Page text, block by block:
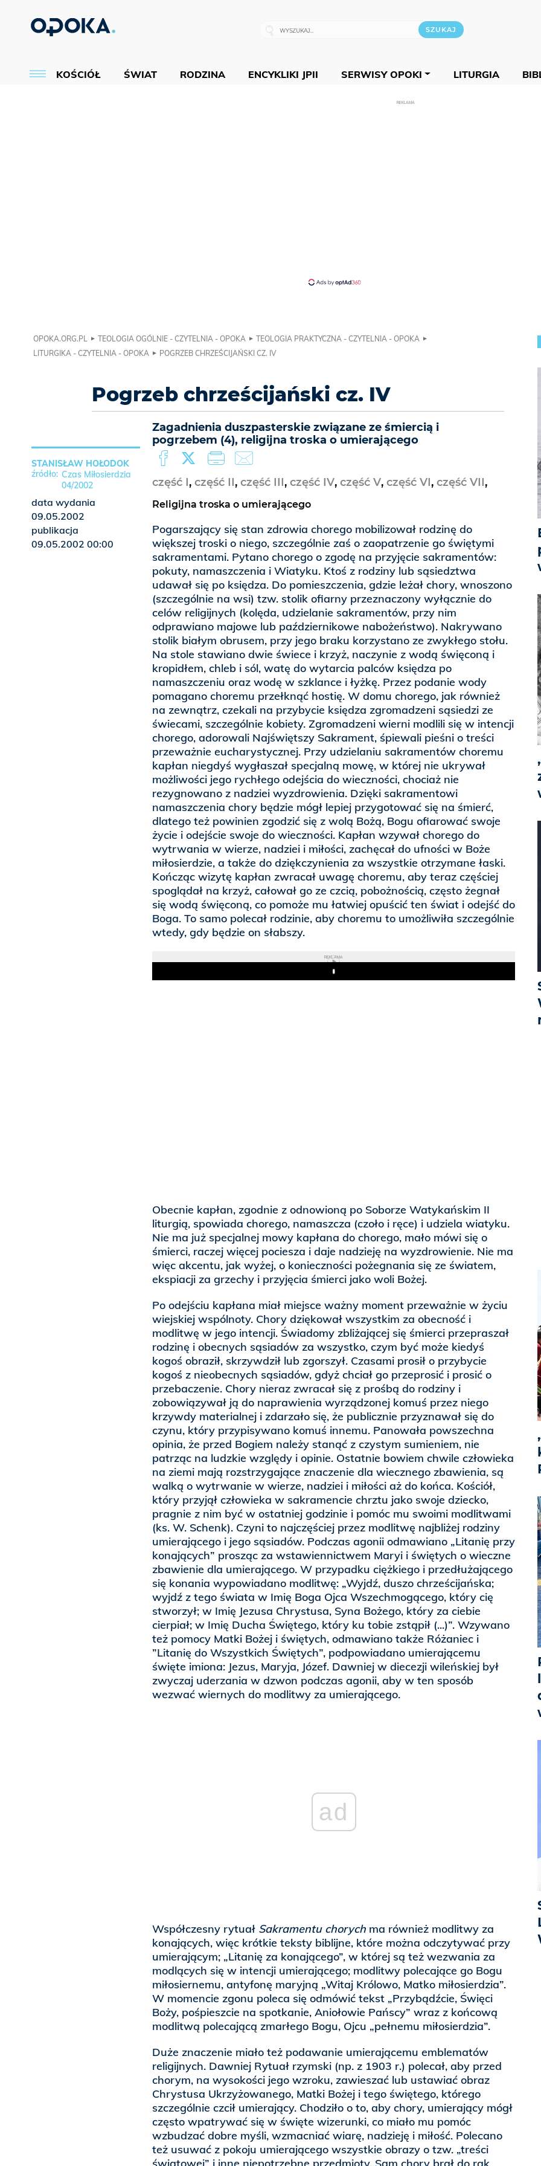
KOŚCIÓŁ ŚWIAT RODZINA ENCYKLIKI JPII SERWISY OPOKI LITURGIA
REKLAMA
OPOKA.ORG.PL TEOLOGIA OGÓLNIE - CZYTELNIA - OPOKA
TEOLOGIA PRAKTYCZNA - CZYTELNIA - OPOKA
LITURGIKA - CZYTELNIA - OPOKA
POGRZEB CHRZEŚCIJAŃSKI CZ. IV
Pogrzeb chrześcijański cz. IV
Zagadnienia duszpasterskie związane ze śmiercią i
pogrzebem (4), religijna troska o umierającego
część I, część II, część III, część IV, część V, część VI, część VII,
Religijna troska o umierającego
Pogarszający się stan zdrowia chorego mobilizował rodzinę do
większej troski o niego, szczególnie zaś o zaopatrzenie go świętymi
sakramentami. Pytano chorego o zgodę na przyjęcie sakramentów:
pokuty, namaszczenia i Wiatyku. Ktoś z rodziny lub sąsiedztwa
udawał się po księdza. Do pomieszczenia, gdzie leżał chory, wnoszono
(szczególnie na wsi) tzw. stolik ofiarny przeznaczony wyłącznie do
celów religijnych (kolęda, udzielanie sakramentów, przy nim
odprawiano majowe lub październikowe nabożeństwo). Nakrywano
stolik białym obrusem, przy jego braku korzystano ze zwykłego stołu.
Na stole stawiano dwie świece i krzyż, naczynie z wodą święconą i
kropidłem, chleb i sól, watę do wytarcia palców księdza po
namaszczeniu oraz wodę w szklance i łyżkę. Przez podanie wody
pomagano choremu przełknąć hostię. W domu chorego, jak również
na zewnątrz, czekali na przybycie księdza zgromadzeni sąsiedzi ze
świecami, szczególnie kobiety. Zgromadzeni wierni modlili się w intencji
chorego, adorowali Najświętszy Sakrament, śpiewali pieśni o treści
przeważnie eucharystycznej. Przy udzielaniu sakramentów choremu
kapłan niegdyś wygłaszał specjalną mowę, w której nie ukrywał
możliwości jego rychłego odejścia do wieczności, chociaż nie
rezygnowano z nadziei wyzdrowienia. Dzięki sakramentowi
namaszczenia chory będzie mógł lepiej przygotować się na śmierć,
dlatego też powinien zgodzić się z wolą Bożą, Bogu ofiarować swoje
życie i odejście swoje do wieczności. Kapłan wzywał chorego do
wytrwania w wierze, nadziei i miłości, zachęcał do ufności w Boże
miłosierdzie, a także do dziękczynienia za wszystkie otrzymane łaski.
Kończąc wizytę kapłan zwracał uwagę choremu, aby teraz częściej
spoglądał na krzyż, całował go ze czcią, pobożnością, często żegnał
się wodą święconą, co pomoże mu łatwiej opuścić ten świat i odejść do
Boga. To samo polecał rodzinie, aby choremu to umożliwiła szczególnie
wtedy, gdy będzie on słabszy.
REKLAMA
Play
Obecnie kapłan, zgodnie z odnowioną po Soborze Watykańskim II
liturgią, spowiada chorego, namaszcza (czoło i ręce) i udziela wiatyku.
Nie ma już specjalnej mowy kapłana do chorego, mało mówi się o
śmierci, raczej więcej pociesza i daje nadzieję na wyzdrowienie. Nie ma
więc akcentu, jak wyżej, o konieczności pożegnania się ze światem,
ekspiacji za grzechy i przyjęcia śmierci jako woli Bożej.
Po odejściu kapłana miał miejsce ważny moment przeważnie w życiu
wiejskiej wspólnoty. Chory dziękował wszystkim za obecność i
modlitwę w jego intencji. Świadomy zbliżającej się śmierci przepraszał
rodzinę i obecnych sąsiadów za wszystko, czym być może kiedyś
kogoś obraził, skrzywdził lub zgorszył. Czasami prosił o przybycie
kogoś z nieobecnych sąsiadów, gdyż chciał go przeprosić i prosić o
przebaczenie. Chory nieraz zwracał się z prośbą do rodziny i
zobowiązywał ją do naprawienia wyrządzonej komuś przez niego
krzywdy materialnej i zdarzało się, że publicznie przyznawał się do
czynu, który przypisywano komuś innemu. Panowała powszechna
opinia, że przed Bogiem należy stanąć z czystym sumieniem, nie
patrząc na ludzkie względy i opinie. Ostatnie bowiem chwile człowieka
na ziemi mają rozstrzygające znaczenie dla wiecznego zbawienia, są
walką o wytrwanie w wierze, nadziei i miłości aż do końca. Kościół,
który przyjął człowieka w sakramencie chrztu jako swoje dziecko,
pragnie z nim być w ostatniej godzinie i pomóc mu swoimi modlitwami
(ks. W. Schenk). Czyni to najczęściej przez modlitwę najbliżej rodziny
umierającego i jego sąsiadów. Podczas agonii odmawiano „Litanię przy
konających” prosząc za wstawiennictwem Maryi i świętych o wieczne
zbawienie dla umierającego. W przypadku ciężkiego i przedłużającego
się konania wypowiadano modlitwę: „Wyjdź, duszo chrześcijańska;
wyjdź z tego świata w Imię Boga Ojca Wszechmogącego, który cię
stworzył; w Imię Jezusa Chrystusa, Syna Bożego, który za ciebie
cierpiał; w Imię Ducha Świętego, który ku tobie zstąpił (...)”. Wzywano
też pomocy Matki Bożej i świętych, odmawiano także Różaniec i
”Litanię do Wszystkich Świętych”, podpowiadano umierającemu
święte imiona: Jezus, Maryja, Józef. Dawniej w diecezji wileńskiej był
zwyczaj uderzania w dzwon podczas agonii, aby w ten sposób
wezwać wiernych do modlitwy za umierającego.
ad
Współczesny rytuał Sakramentu chorych ma również modlitwy za
konających, więc krótkie teksty biblijne, które można odczytywać przy
umierającym; „Litanię za konającego”, w której są też wezwania za
modlących się w intencji umierającego; modlitwy polecające go Bogu
miłosiernemu, antyfonę maryjną „Witaj Królowo, Matko miłosierdzia”.
W momencie zgonu poleca się odmówić tekst „Przybądźcie, Święci
Boży, pośpieszcie na spotkanie, Aniołowie Pańscy” wraz z końcową
modlitwą polecającą zmarłego Bogu, Ojcu „pełnemu miłosierdzia”.
Duże znaczenie miało też podawanie umierającemu emblematów
religijnych. Dawniej Rytuał rzymski (np. z 1903 r.) polecał, aby przed
chorym, na wysokości jego wzroku, zawieszać lub ustawiać obraz
Chrystusa Ukrzyżowanego, Matki Bożej i tego świętego, którego
szczególnie czcił umierający. Chodziło o to, aby chory, umierający mógł
często wpatrywać się w święte wizerunki, co miało mu pomóc
wzbudzać dobre myśli, wzmacniać wiarę, nadzieję i miłość. Polecano
też usuwać z pokoju umierającego wszystkie obrazy o tzw. „treści
STANISŁAW HOŁODOK
Czas Miłosierdzia
04/2002
data wydania
09.05.2002
publikacja
09.05.2002 00:00